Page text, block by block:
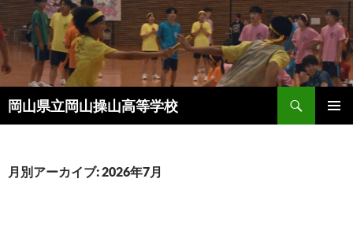
コ
ン
テ
ン
ツ
へ
ス
プ
岡山県立岡山操山高等学校
索
月別アーカイブ: 2026年7月